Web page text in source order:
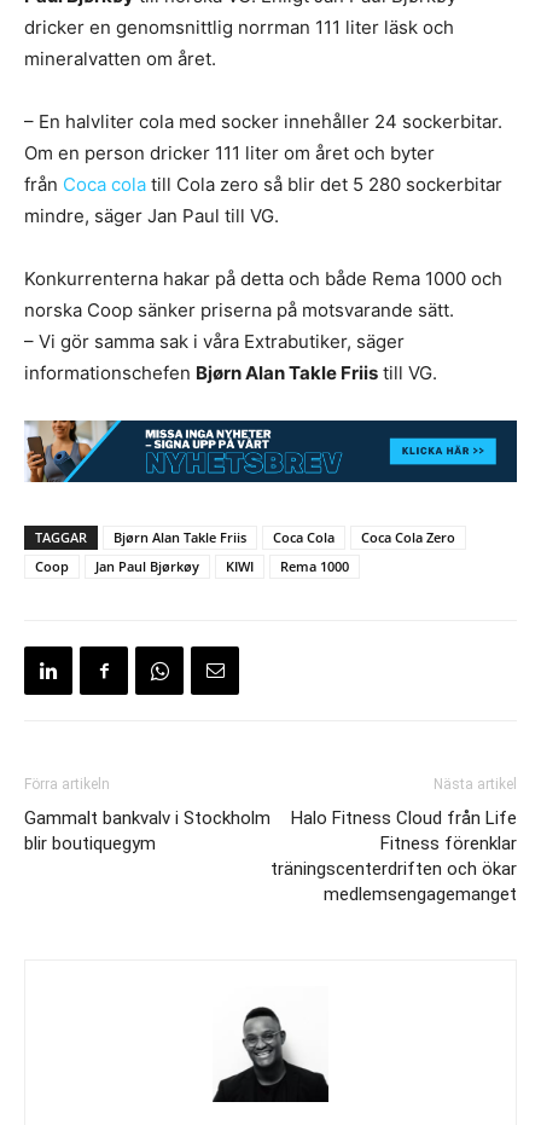
dricker en genomsnittlig norrman 111 liter läsk och
mineralvatten om året.
– En halvliter cola med socker innehåller 24 sockerbitar.
Om en person dricker 111 liter om året och byter
från Coca cola till Cola zero så blir det 5 280 sockerbitar
mindre, säger Jan Paul till VG.
Konkurrenterna hakar på detta och både Rema 1000 och
norska Coop sänker priserna på motsvarande sätt.
– Vi gör samma sak i våra Extrabutiker, säger
informationschefen Bjørn Alan Takle Friis till VG.
TAGGAR Bjørn Alan Takle Friis Coca Cola
Coca Cola Zero
Coop
Jan Paul Bjørkøy KIWI Rema 1000
Förra artikeln
Gammalt bankvalv i Stockholm
blir boutiquegym
Nästa artikel
Halo Fitness Cloud från Life
Fitness förenklar
träningscenterdriften och ökar
medlemsengagemanget